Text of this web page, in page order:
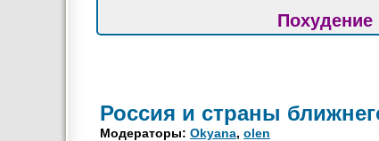
Похудение
Россия и страны
Модераторы: Okyana, olen